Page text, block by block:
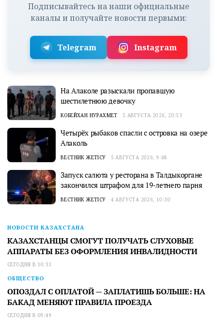
Подписывайтесь на наши официальные
каналы и получайте новости первыми:
Telegram Instagram
На Алаколе разыскали пропавшую
шестилетнюю девочку
КОБЕЙХАН НУРАХМЕТ 5 АВГУСТА 2026, 20:53
Четырёх рыбаков спасли с островка на озере
Алаколь
ВЕСТНИК ЖЕТІСУ 5 АВГУСТА 2026, 9:48
Запуск салюта у ресторана в Талдыкоргане
закончился штрафом для 19-летнего парня
ВЕСТНИК ЖЕТІСУ 4 АВГУСТА 2026, 10:30
НОВОСТИ КАЗАХСТАНА
КАЗАХСТАНЦЫ СМОГУТ ПОЛУЧАТЬ СЛУХОВЫЕ
АППАРАТЫ БЕЗ ОФОРМЛЕНИЯ ИНВАЛИДНОСТИ
СЕГОДНЯ В 10:31
ОБЩЕСТВО
ОПОЗДАЛ С ОПЛАТОЙ — ЗАПЛАТИШЬ БОЛЬШЕ: НА
БАКАД МЕНЯЮТ ПРАВИЛА ПРОЕЗДА
СЕГОДНЯ В 09:49